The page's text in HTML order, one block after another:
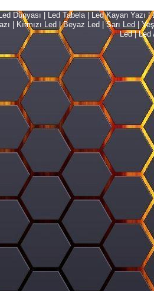
Dünyası | Led Tabela | Led Kayan
| Kırmızı Led | Beyaz Led | Sarı Led |
Led | Led